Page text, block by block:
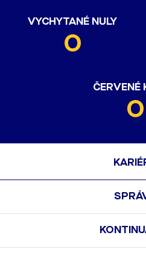
VYCHYTANÉ NULY
0
ČERVENÉ
0